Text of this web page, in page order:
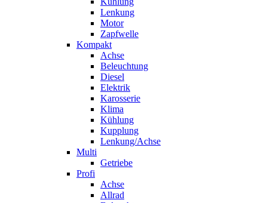
Lenkung
Motor
Zapfwelle
Kompakt
Achse
Beleuchtung
Diesel
Elektrik
Karosserie
Klima
Kühlung
Kupplung
Lenkung/Achse
Multi
Getriebe
Profi
Achse
Allrad